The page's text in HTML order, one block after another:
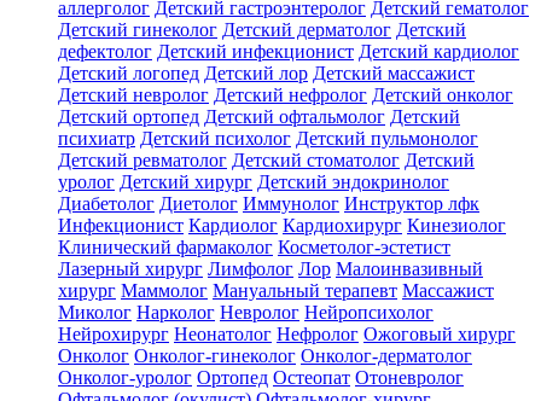
аллерголог Детский гастроэнтеролог Детский гематолог
Детский гинеколог Детский дерматолог Детский
дефектолог Детский инфекционист Детский кардиолог
Детский логопед Детский лор Детский массажист
Детский невролог Детский нефролог Детский онколог
Детский ортопед Детский офтальмолог Детский
психиатр Детский психолог Детский пульмонолог
Детский ревматолог Детский стоматолог Детский
уролог Детский хирург Детский эндокринолог
Диабетолог Диетолог Иммунолог Инструктор лфк
Инфекционист Кардиолог Кардиохирург Кинезиолог
Клинический фармаколог Косметолог-эстетист
Лазерный хирург Лимфолог Лор Малоинвазивный
хирург Маммолог Мануальный терапевт Массажист
Миколог Нарколог Невролог Нейропсихолог
Нейрохирург Неонатолог Нефролог Ожоговый хирург
Онколог Онколог-гинеколог Онколог-дерматолог
Онколог-уролог Ортопед Остеопат Отоневролог